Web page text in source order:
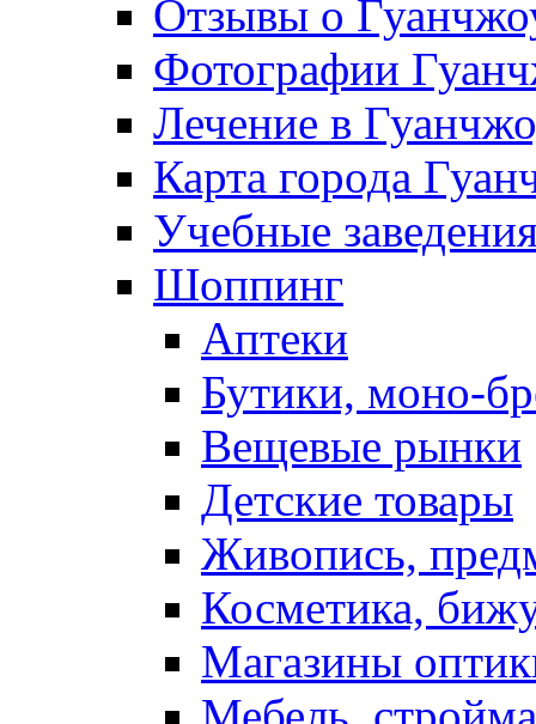
Отзывы о
Фотографии
Лечение в
Карта города
Учебные
Шоппинг
Аптеки
Бутики, моно-
Вещевые рынки
Детские товары
Живопись,
Косметика,
Магазины